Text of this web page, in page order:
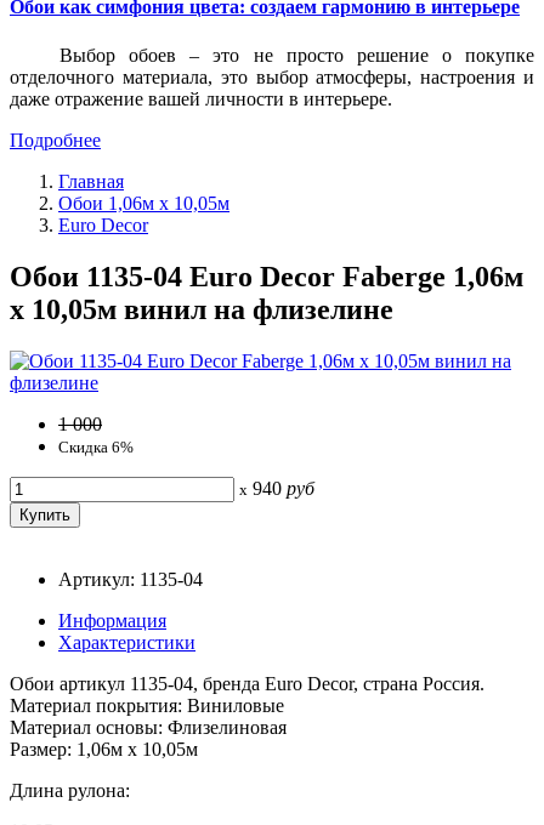
Обои как симфония цвета: создаем гармонию в интерьере
Выбор обоев – это не просто решение о покупке
отделочного материала, это выбор атмосферы, настроения и
даже отражение вашей личности в интерьере.
Подробнее
Главная
Обои 1,06м х 10,05м
Euro Decor
Обои 1135-04 Euro Decor Faberge 1,06м
х 10,05м винил на флизелине
1 000
Скидка 6%
x 940 руб
Артикул: 1135-04
Информация
Характеристики
Обои артикул 1135-04, бренда Euro Decor, страна Россия.
Материал покрытия: Виниловые
Материал основы: Флизелиновая
Размер: 1,06м х 10,05м
Длина рулона: